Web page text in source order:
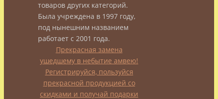
admin
20.12.2013
29.01.2017Дети,
Женщина
и
боевые
искусства
товаров других категорий.
Была учреждена в 1997 году,
под нынешним названием
работает с 2001 года.
Прекрасная замена
ушедшему в небытие амвею!
Регистрируйся, пользуйся
прекрасной продукцией со
скидками и получай подарки